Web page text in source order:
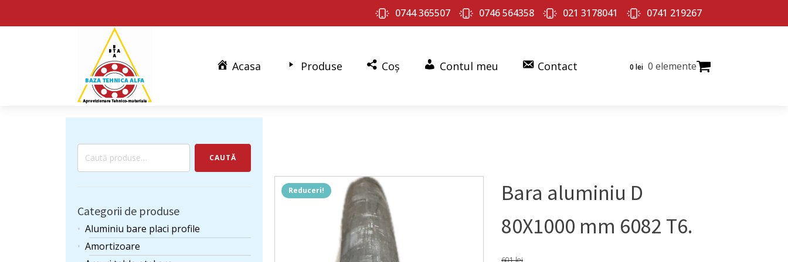
0744 365507 0746 564358 021 3178041 0741 219267
Acasa Produse Coș Contul meu Contact 0 lei 0 elemente
Caută
CAUTĂ
Categorii de produse
Aluminiu bare placi profile
Amortizoare
Reduceri!
Bara aluminiu D
80X1000 mm 6082 T6.
601lei